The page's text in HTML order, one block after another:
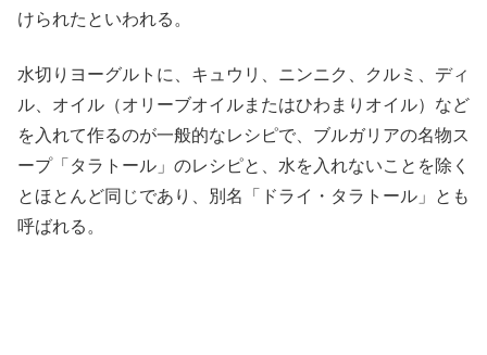
けられたといわれる。
水切りヨーグルトに、キュウリ、ニンニク、クルミ、ディ
ル、オイル（オリーブオイルまたはひわまりオイル）など
を入れて作るのが一般的なレシピで、ブルガリアの名物ス
ープ「タラトール」のレシピと、水を入れないことを除く
とほとんど同じであり、別名「ドライ・タラトール」とも
呼ばれる。